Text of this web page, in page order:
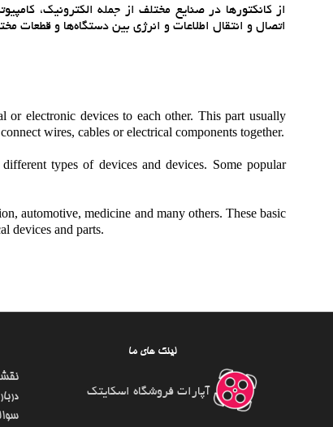
از کانکتورها در صنايع مختلف از جمله الکترونيک،
اتصال و انتقال اطلاعات و انرژي بين دستگاه‌ها و قطعات
electronic devices to each other. This part usually
wires, cables or electrical components together.
types of devices and devices. Some popular
automotive, medicine and many others. These basic
devices and parts.
لینک های ما
آپارات فروشگاه اسکایتک